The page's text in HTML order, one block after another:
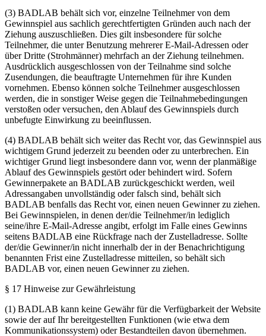
(3) BADLAB behält sich vor, einzelne Teilnehmer von dem
Gewinnspiel aus sachlich gerechtfertigten Gründen auch nach der
Ziehung auszuschließen. Dies gilt insbesondere für solche
Teilnehmer, die unter Benutzung mehrerer E-Mail-Adressen oder
über Dritte (Strohmänner) mehrfach an der Ziehung teilnehmen.
Ausdrücklich ausgeschlossen von der Teilnahme sind solche
Zusendungen, die beauftragte Unternehmen für ihre Kunden
vornehmen. Ebenso können solche Teilnehmer ausgeschlossen
werden, die in sonstiger Weise gegen die Teilnahmebedingungen
verstoßen oder versuchen, den Ablauf des Gewinnspiels durch
unbefugte Einwirkung zu beeinflussen.
(4) BADLAB behält sich weiter das Recht vor, das Gewinnspiel aus
wichtigem Grund jederzeit zu beenden oder zu unterbrechen. Ein
wichtiger Grund liegt insbesondere dann vor, wenn der planmäßige
Ablauf des Gewinnspiels gestört oder behindert wird. Sofern
Gewinnerpakete an BADLAB zurückgeschickt werden, weil
Adressangaben unvollständig oder falsch sind, behält sich
BADLAB benfalls das Recht vor, einen neuen Gewinner zu ziehen.
Bei Gewinnspielen, in denen der/die Teilnehmer/in lediglich
seine/ihre E-Mail-Adresse angibt, erfolgt im Falle eines Gewinns
seitens BADLAB eine Rückfrage nach der Zustelladresse. Sollte
der/die Gewinner/in nicht innerhalb der in der Benachrichtigung
benannten Frist eine Zustelladresse mitteilen, so behält sich
BADLAB vor, einen neuen Gewinner zu ziehen.
§ 17 Hinweise zur Gewährleistung
(1) BADLAB kann keine Gewähr für die Verfügbarkeit der Website
sowie der auf Ihr bereitgestellten Funktionen (wie etwa dem
Kommunikationssystem) oder Bestandteilen davon übernehmen.